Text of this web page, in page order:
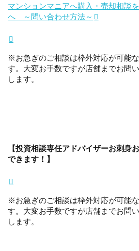
マンションマニアへ購入・売却相談
へ ～問い合わせ方法～
※お急ぎのご相談は枠外対応が可能
す。大変お手数ですが店舗までお問
します。
【投資相談専任アドバイザーお刺身
できます！】
※お急ぎのご相談は枠外対応が可能
す。大変お手数ですが店舗までお問
します。